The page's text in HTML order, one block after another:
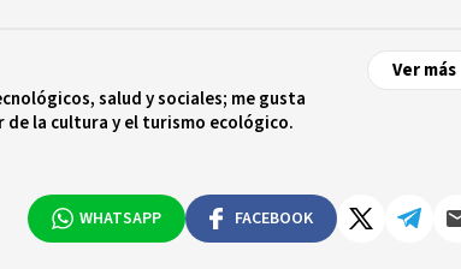
salud y sociales; me gusta
la cultura y el turismo ecológico.
Ver más
WHATSAPP FACEBOOK